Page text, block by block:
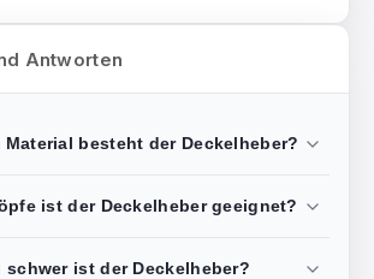
Antworten
Material besteht der Deckelheber?
ist der Deckelheber geeignet?
schwer ist der Deckelheber?